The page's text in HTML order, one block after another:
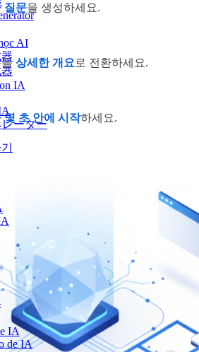
AI
IA
ーター
IA
de IA
질문을 생성하세요.
상세한 개요 로 전환하세요.
몇 초 안에 시작하세요.